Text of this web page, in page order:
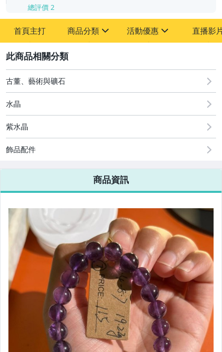
總評價 2
首頁主打 商品分類
其它
活動優惠
[全店] 周年慶
[全店] 粉絲專享
直播影
古董、藝術與礦石
水晶
紫水晶
飾品配件
商品資訊